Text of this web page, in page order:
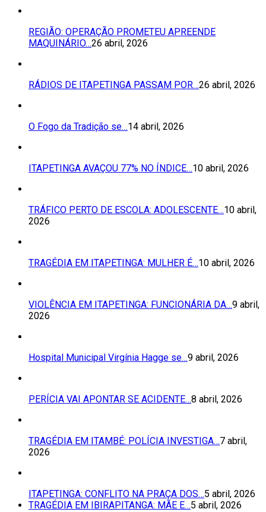
REGIÃO: OPERAÇÃO PROMETEU APREENDE
MAQUINÁRIO…26 abril, 2026
RÁDIOS DE ITAPETINGA PASSAM POR…26 abril, 2026
O Fogo da Tradição se…14 abril, 2026
ITAPETINGA AVAÇOU 77% NO ÍNDICE…10 abril, 2026
TRÁFICO PERTO DE ESCOLA: ADOLESCENTE…10 abril,
2026
TRAGÉDIA EM ITAPETINGA: MULHER É…10 abril, 2026
VIOLÊNCIA EM ITAPETINGA: FUNCIONÁRIA DA…9 abril,
2026
Hospital Municipal Virgínia Hagge se…9 abril, 2026
PERÍCIA VAI APONTAR SE ACIDENTE…8 abril, 2026
TRAGÉDIA EM ITAMBÉ: POLÍCIA INVESTIGA…7 abril,
2026
ITAPETINGA: CONFLITO NA PRAÇA DOS…5 abril, 2026
TRAGÉDIA EM IBIRAPITANGA: MÃE E…5 abril, 2026